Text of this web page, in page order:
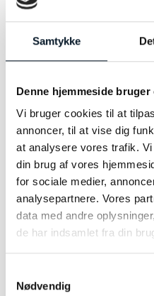
Samtykke
Denne hjemmeside bruger
Vi bruger cookies til at
annoncer, til at vise dig
at analysere vores trafik.
din brug af vores
for sociale medier,
analysepartnere. Vores
data med andre
de har indsamlet fra din
Nødvendig
Materiale:
Modelnummer: 1181-
RELATEREDE VARER